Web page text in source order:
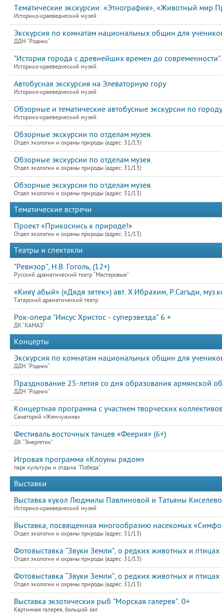
Тематические экскурсии: «Этнография», «Животный мир
Историко-краеведческий музей
Экскурсия по комнатам национальных общин для
ДДН "Родник"
"История города с древнейших времен до современности".
Историко-краеведческий музей
Автобусная экскурсия на Элеваторную гору
Историко-краеведческий музей
Обзорные и тематические автобусные экскурсии по городу
Историко-краеведческий музей
Обзорные экскурсии по отделам музея.
Отдел экологии и охраны природы (адрес: 31/13)
Обзорные экскурсии по отделам музея.
Отдел экологии и охраны природы (адрес: 31/13)
Обзорные экскурсии по отделам музея.
Отдел экологии и охраны природы (адрес: 31/13)
Тематические встречи
Проект «Прикоснись к природе!»
Отдел экологии и охраны природы (адрес: 31/13)
Театры и спектакли
"Ревизор", Н.В. Гоголь, (12+)
Русский драматический театр "Мастеровые"
«Кияү абый» («Дядя зятек») авт. Х.Ибрахим, Р.Сагъди,
Татарский драматический театр
Рок-опера "Иисус Христос - суперзвезда" 6 +
ДК "КАМАЗ"
Концерты
Экскурсия по комнатам национальных общин для
ДДН "Родник"
Празднование 25-летия со дня образования армянской
ДДН "Родник"
Концертная программа с участием творческих
Санаторий «Жемчужина»
Фестиваль восточных танцев «Феерия» (6+)
ДК "Энергетик"
Игровая программа «Клоуны рядом»
парк культуры и отдыха "Победа"
Выставки
Выставка кукол Людмилы Павлиновой и Татьяны
Историко-краеведческий музей
Выставка, посвященная многообразию насекомых
Отдел экологии и охраны природы (адрес: 31/13)
Фотовыставка “Звуки Земли”, о редких животных и
Отдел экологии и охраны природы (адрес: 31/13)
Фотовыставка “Звуки Земли”, о редких животных и
Отдел экологии и охраны природы (адрес: 31/13)
Выставка экзотических рыб "Морская галерея". 0+
Картинная галерея, большой зал